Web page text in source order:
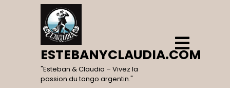
ESTEBANYCLAUDIA.COM
"Esteban & Claudia – Vivez la
passion du tango argentin."
Open
Menu